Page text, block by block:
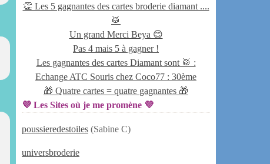
👏 Les 5 gagnantes des cartes broderie diamant ....
🥁
Un grand Merci Beya 😊
Pas 4 mais 5 à gagner !
Les gagnantes des cartes Diamant sont 🥁 :
Echange ATC Souris chez Coco77 : 30ème
🎁 Quatre cartes = quatre gagnantes 🎁
💜 Les Sites où je me promène 💜
poussieredestoiles (Sabine C)
universbroderie